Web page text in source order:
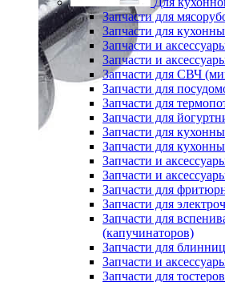
Запчасти для
Запчасти для
Запчасти и
Запчасти и
Запчасти для СВЧ
Запчасти для
Запчасти для
Запчасти для
Запчасти для
Запчасти для
Запчасти и
Запчасти и
Запчасти для
Запчасти для
Запчасти для
(капучинаторов)
Запчасти для блинниц
Запчасти и
Запчасти для тостеров